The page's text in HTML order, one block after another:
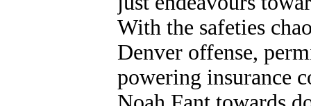
With the safeties
Denver offense,
powering insurance